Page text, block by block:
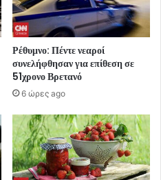
Ρέθυμνο: Πέντε νεαροί
συνελήφθησαν για επίθεση σε
51χρονο Βρετανό
6 ώρες ago